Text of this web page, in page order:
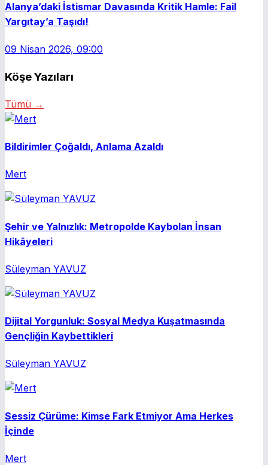
Alanya’daki İstismar Davasında Kritik Hamle: Fail
Yargıtay’a Taşıdı!
09 Nisan 2026, 09:00
Köşe Yazıları
Tümü →
Bildirimler Çoğaldı, Anlama Azaldı
Mert
Şehir ve Yalnızlık: Metropolde Kaybolan İnsan
Hikâyeleri
Süleyman YAVUZ
Dijital Yorgunluk: Sosyal Medya Kuşatmasında
Gençliğin Kaybettikleri
Süleyman YAVUZ
Sessiz Çürüme: Kimse Fark Etmiyor Ama Herkes
İçinde
Mert